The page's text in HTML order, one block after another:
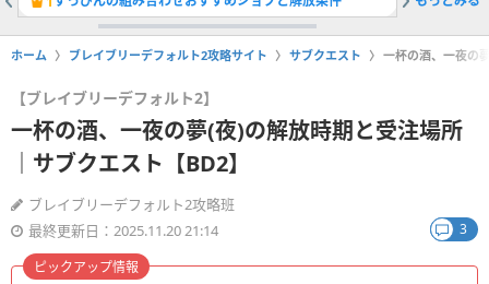
ホーム ブレイブリーデフォルト2攻略サイト サブクエスト 一杯の酒、一夜の
【ブレイブリーデフォルト2】
一杯の酒、一夜の夢(夜)の解放時期と受注場所
｜サブクエスト【BD2】
ブレイブリーデフォルト2攻略班
最終更新日：2025.11.20 21:14
3
ピックアップ情報